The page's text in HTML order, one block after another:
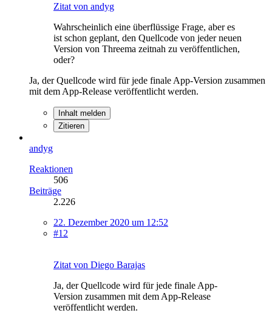
Zitat von andyg
Wahrscheinlich eine überflüssige Frage, aber es
ist schon geplant, den Quellcode von jeder neuen
Version von Threema zeitnah zu veröffentlichen,
oder?
Ja, der Quellcode wird für jede finale App-Version zusammen
mit dem App-Release veröffentlicht werden.
Inhalt melden
Zitieren
andyg
Reaktionen
506
Beiträge
2.226
22. Dezember 2020 um 12:52
#12
Zitat von Diego Barajas
Ja, der Quellcode wird für jede finale App-
Version zusammen mit dem App-Release
veröffentlicht werden.